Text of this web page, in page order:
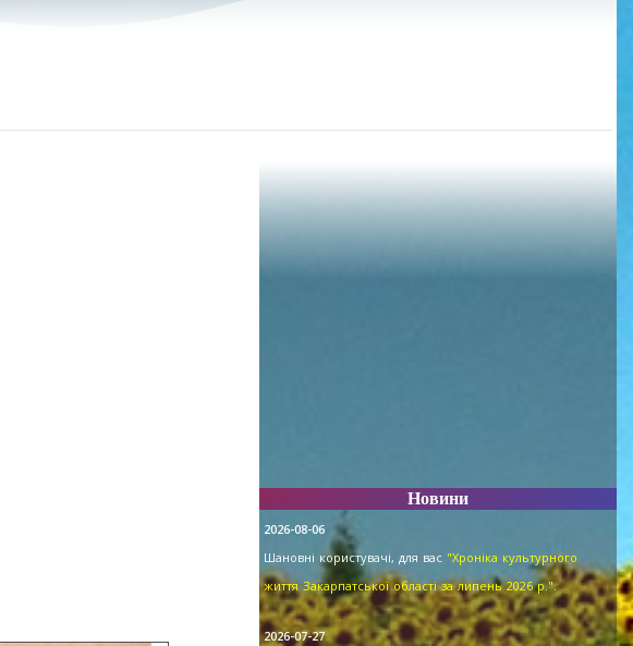
Новини
2026-08-06
Шановні користувачі, для вас "Хроніка культурного
життя Закарпатської області за липень 2026 р.".
2026-07-27